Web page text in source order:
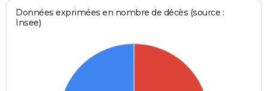
Données exprimées en nombre de décès (source :
Insee)